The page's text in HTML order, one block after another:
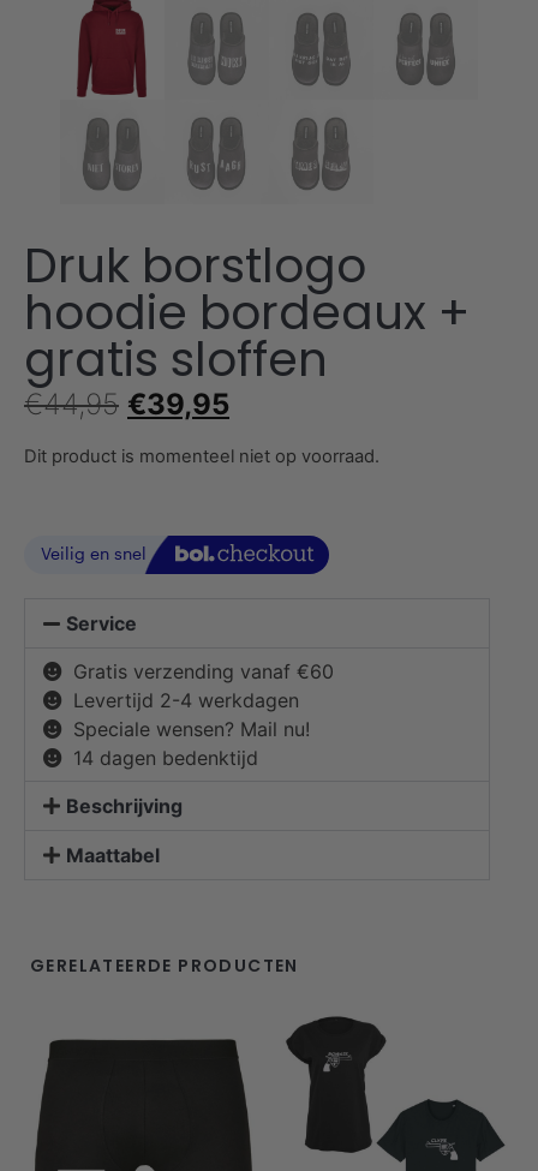
Druk borstlogo
hoodie bordeaux +
gratis sloffen
€44,95 €39,95
Dit product is momenteel niet op voorraad.
Service
Gratis verzending vanaf €60
Levertijd 2-4 werkdagen
Speciale wensen? Mail nu!
14 dagen bedenktijd
Beschrijving
Maattabel
GERELATEERDE PRODUCTEN